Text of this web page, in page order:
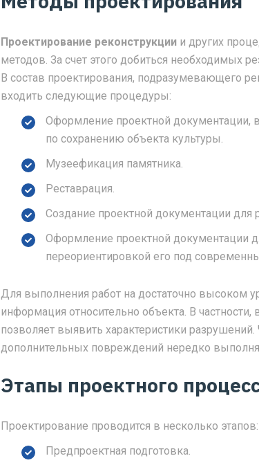
Проектирование реконструкции и других
методов. За счет этого добиться необходимых
В состав проектирования, подразумевающего
входить следующие процедуры:
Оформление проектной документации,
по сохранению объекта культуры.
Музеефикация памятника.
Реставрация.
Создание проектной документации для
Оформление проектной документации
переориентировкой его под
Для выполнения работ на достаточно высоком
информация относительно объекта. В частности,
позволяет выявить характеристики
дополнительных повреждений нередко
Этапы проектного
Проектирование проводится в несколько этапов:
Предпроектная подготовка.